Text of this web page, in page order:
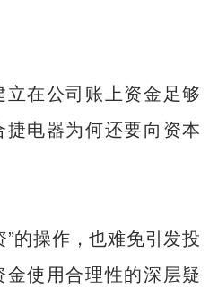
在公司账上资金足够
电器为何还要向资本
的操作，也难免引发投
使用合理性的深层疑